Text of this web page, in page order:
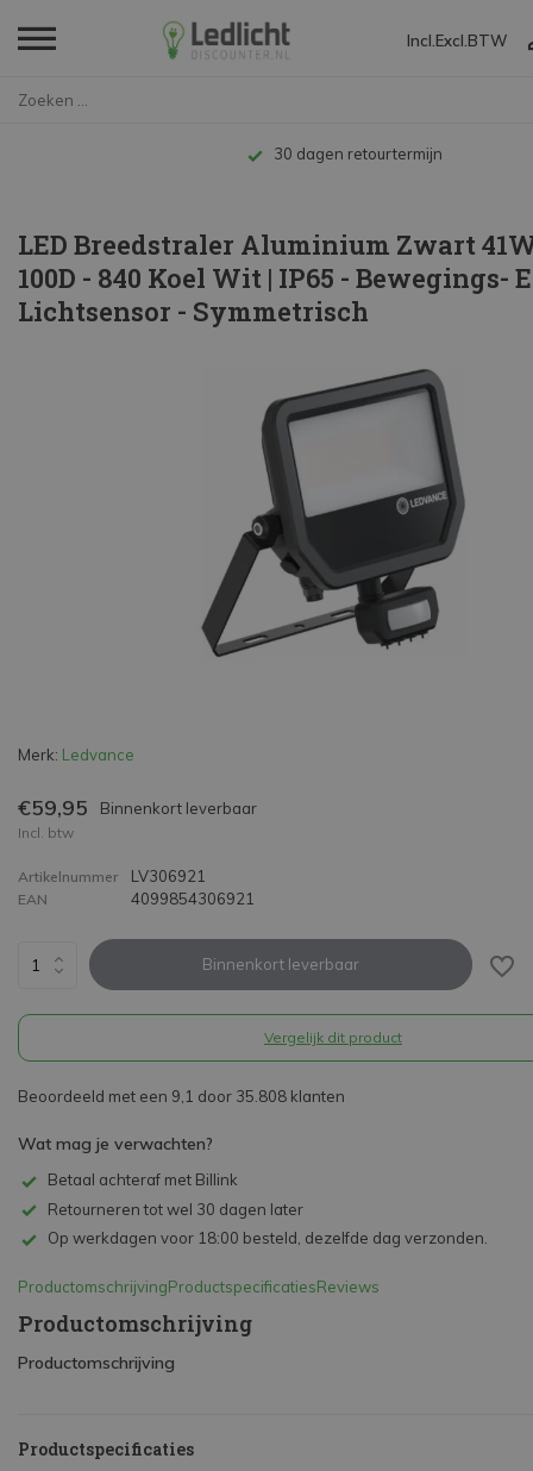
Incl. Excl. BTW
LED Breedstraler Aluminium Zwart
100D - 840 Koel Wit | IP65 - Bewegings-
Lichtsensor - Symmetrisch
Merk: Ledvance
€59,95 Binnenkort leverbaar
Incl. btw
Artikelnummer LV306921
EAN 4099854306921
Binnenkort leverbaar
Vergelijk dit product
Beoordeeld met een 9,1 door 35.808 klanten
Wat mag je verwachten?
Betaal achteraf met Billink
Retourneren tot wel 30 dagen later
Op werkdagen voor 18:00 besteld, dezelfde dag verzonden.
ProductomschrijvingProductspecificatiesReviews
Productomschrijving
Productomschrijving
Productspecificaties